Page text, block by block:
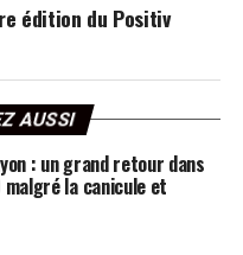
édition du Positiv
AUSSI
: un grand retour dans
la canicule et